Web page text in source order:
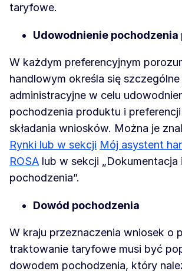
taryfowe.
Udowodnienie
W każdym preferencyjnym
handlowym określa się
administracyjne w celu
pochodzenia produktu i
składania wniosków. Można je
Rynki lub w sekcji Mój asystent
ROSA lub w sekcji
pochodzenia”.
Dowód pochodzenia
W kraju przeznaczenia wniosek o
traktowanie taryfowe musi być
dowodem pochodzenia, który